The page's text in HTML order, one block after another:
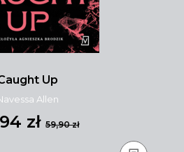
Up
Allen
zł 59,90 zł